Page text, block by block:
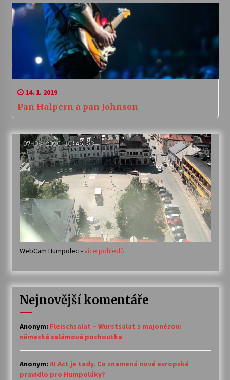
14. 1. 2019
Pan Halpern a pan Johnson
WebCam Humpolec -více pohledů
Nejnovější komentáře
Anonym: Fleischsalat – Wurstsalat s majonézou:
německá salámová pochoutka
Anonym: AI Act je tady. Co znamená nové evropské
pravidlo pro Humpoláky?